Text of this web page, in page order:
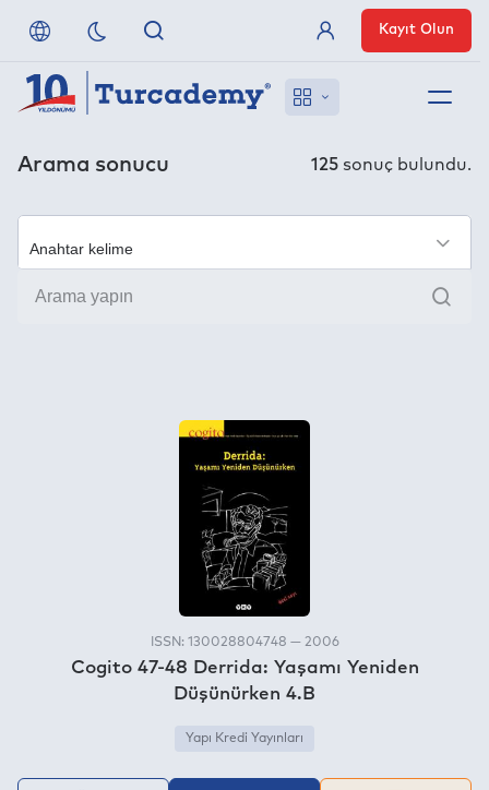
Referanslarımız
Üye Girişi
Kayıt Olun
Arama sonucu 125 sonuç bulundu.
Ara
ISSN: 130028804748 — 2006
Cogito 47-48 Derrida: Yaşamı Yeniden
Düşünürken 4.B
Yapı Kredi Yayınları